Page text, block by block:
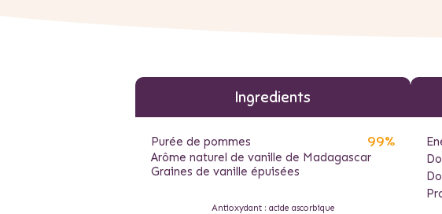
Ingredients
Purée de pommes 99%
Arôme naturel de vanille de Madagascar
Graines de vanille épuisées
Antioxydant : acide ascorbique